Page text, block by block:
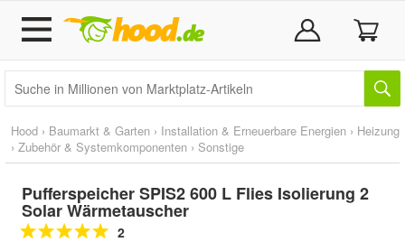
Hood › Baumarkt & Garten › Installation & Erneuerbare Energien › Heizung
› Zubehör & Systemkomponenten › Sonstige
Pufferspeicher SPIS2 600 L Flies Isolierung 2
Solar Wärmetauscher
2